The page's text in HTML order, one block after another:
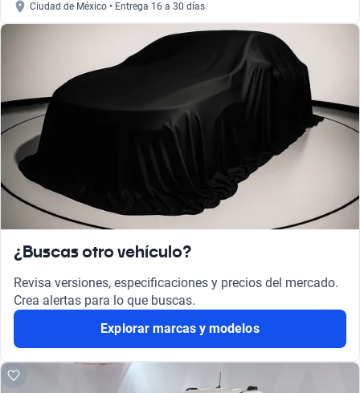
Ciudad de México • Entrega 16 a 30 días
¿Buscas otro vehículo?
Revisa versiones, especificaciones y precios del mercado.
Crea alertas para lo que buscas.
Explorar marcas y modelos